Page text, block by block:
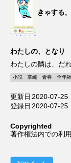
きゃする
わたしの、となり
わたしの隣は、だ
小説 掌編 青春 全年
更新日 2020-07-25
登録日 2020-07-25
Copyrighted
著作権法内での利